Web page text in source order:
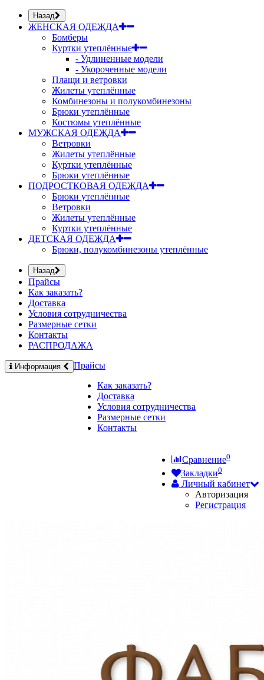
Назад
ЖЕНСКАЯ ОДЕЖДА
Бомберы
Куртки утеплённые
- Удлиненные модели
- Укороченные модели
Плащи и ветровки
Жилеты утеплённые
Комбинезоны и полукомбинезоны
Брюки утеплённые
Костюмы утеплённые
МУЖСКАЯ ОДЕЖДА
Ветровки
Жилеты утеплённые
Куртки утеплённые
Брюки утеплённые
ПОДРОСТКОВАЯ ОДЕЖДА
Брюки утеплённые
Ветровки
Жилеты утеплённые
Куртки утеплённые
ДЕТСКАЯ ОДЕЖДА
Брюки, полукомбинезоны утеплённые
Назад
Прайсы
Как заказать?
Доставка
Условия сотрудничества
Размерные сетки
Контакты
РАСПРОДАЖА
Информация
Прайсы
Как заказать?
Доставка
Условия сотрудничества
Размерные сетки
Контакты
Сравнение0
Закладки0
Личный кабинет
Авторизация
Регистрация